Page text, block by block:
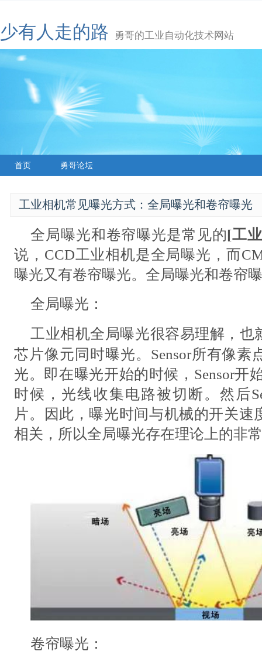
少有人走的路 勇哥的工业自动化技术网站
首页 勇哥论坛
工业相机常见曝光方式：全局曝光和卷帘曝光
全局曝光和卷帘曝光是常见的[工
说， CCD工业相机是全局曝光，而
曝光又有卷帘曝光。全局曝光和卷帘
全局曝光：
工业相机全局曝光很容易理解，也
芯片像元同时曝光。 Sensor所有像
光。即在曝光开始的时候，Sensor开
时候，光线收集电路被切断。然后
片。因此，曝光时间与机械的开关速
相关，所以全局曝光存在理论上的非
卷帘曝光：